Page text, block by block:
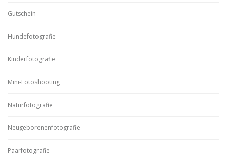
Gutschein
Hundefotografie
Kinderfotografie
Mini-Fotoshooting
Naturfotografie
Neugeborenenfotografie
Paarfotografie